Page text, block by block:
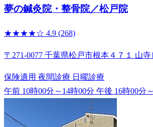
夢の鍼灸院・整骨院／松戸院
★★★★☆ 4.9 (268)
〒271-0077 千葉県松戸市根本４７１ 山寺
保険適用 夜間診療 日曜診療
午前 10時00分～14時00分 午後 16時00分